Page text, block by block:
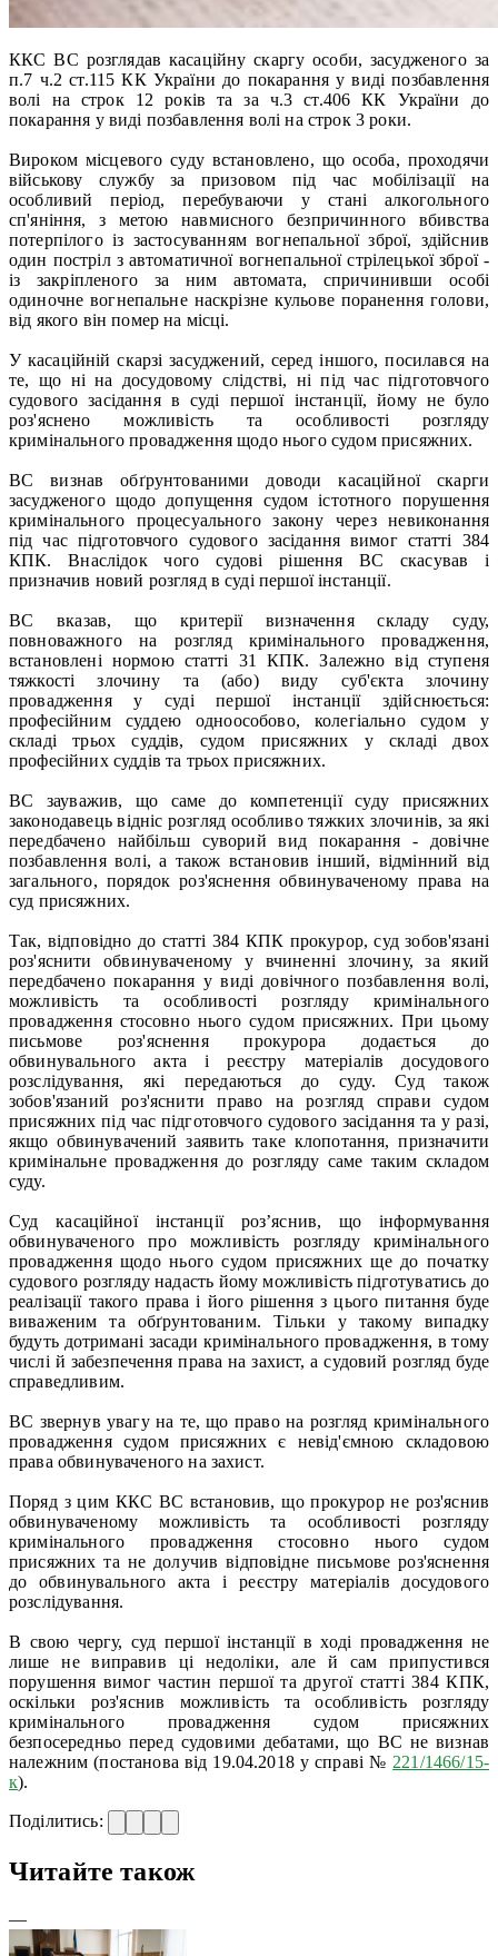
ККС ВС розглядав касаційну скаргу особи, засудженого за
п.7 ч.2 ст.115 КК України до покарання у виді позбавлення
волі на строк 12 років та за ч.3 ст.406 КК України до
покарання у виді позбавлення волі на строк 3 роки.
Вироком місцевого суду встановлено, що особа, проходячи
військову службу за призовом під час мобілізації на
особливий період, перебуваючи у стані алкогольного
сп'яніння, з метою навмисного безпричинного вбивства
потерпілого із застосуванням вогнепальної зброї, здійснив
один постріл з автоматичної вогнепальної стрілецької зброї -
із закріпленого за ним автомата, спричинивши особі
одиночне вогнепальне наскрізне кульове поранення голови,
від якого він помер на місці.
У касаційній скарзі засуджений, серед іншого, посилався на
те, що ні на досудовому слідстві, ні під час підготовчого
судового засідання в суді першої інстанції, йому не було
роз'яснено можливість та особливості розгляду
кримінального провадження щодо нього судом присяжних.
ВС визнав обґрунтованими доводи касаційної скарги
засудженого щодо допущення судом істотного порушення
кримінального процесуального закону через невиконання
під час підготовчого судового засідання вимог статті 384
КПК. Внаслідок чого судові рішення ВС скасував і
призначив новий розгляд в суді першої інстанції.
ВС вказав, що критерії визначення складу суду,
повноважного на розгляд кримінального провадження,
встановлені нормою статті 31 КПК. Залежно від ступеня
тяжкості злочину та (або) виду суб'єкта злочину
провадження у суді першої інстанції здійснюється:
професійним суддею одноособово, колегіально судом у
складі трьох суддів, судом присяжних у складі двох
професійних суддів та трьох присяжних.
ВС зауважив, що саме до компетенції суду присяжних
законодавець відніс розгляд особливо тяжких злочинів, за які
передбачено найбільш суворий вид покарання - довічне
позбавлення волі, а також встановив інший, відмінний від
загального, порядок роз'яснення обвинуваченому права на
суд присяжних.
Так, відповідно до статті 384 КПК прокурор, суд зобов'язані
роз'яснити обвинуваченому у вчиненні злочину, за який
передбачено покарання у виді довічного позбавлення волі,
можливість та особливості розгляду кримінального
провадження стосовно нього судом присяжних. При цьому
письмове роз'яснення прокурора додається до
обвинувального акта і реєстру матеріалів досудового
розслідування, які передаються до суду. Суд також
зобов'язаний роз'яснити право на розгляд справи судом
присяжних під час підготовчого судового засідання та у разі,
якщо обвинувачений заявить таке клопотання, призначити
кримінальне провадження до розгляду саме таким складом
суду.
Суд касаційної інстанції роз’яснив, що інформування
обвинуваченого про можливість розгляду кримінального
провадження щодо нього судом присяжних ще до початку
судового розгляду надасть йому можливість підготуватись до
реалізації такого права і його рішення з цього питання буде
виваженим та обґрунтованим. Тільки у такому випадку
будуть дотримані засади кримінального провадження, в тому
числі й забезпечення права на захист, а судовий розгляд буде
справедливим.
ВС звернув увагу на те, що право на розгляд кримінального
провадження судом присяжних є невід'ємною складовою
права обвинуваченого на захист.
Поряд з цим ККС ВС встановив, що прокурор не роз'яснив
обвинуваченому можливість та особливості розгляду
кримінального провадження стосовно нього судом
присяжних та не долучив відповідне письмове роз'яснення
до обвинувального акта і реєстру матеріалів досудового
розслідування.
В свою чергу, суд першої інстанції в ході провадження не
лише не виправив ці недоліки, але й сам припустився
порушення вимог частин першої та другої статті 384 КПК,
оскільки роз'яснив можливість та особливість розгляду
кримінального провадження судом присяжних
безпосередньо перед судовими дебатами, що ВС не визнав
належним (постанова від 19.04.2018 у справі № 221/1466/15-
к).
Поділитись:
Читайте також
—